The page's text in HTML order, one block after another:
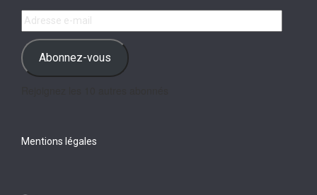
Adresse
e-
mail Abonnez-vous
Mentions légales